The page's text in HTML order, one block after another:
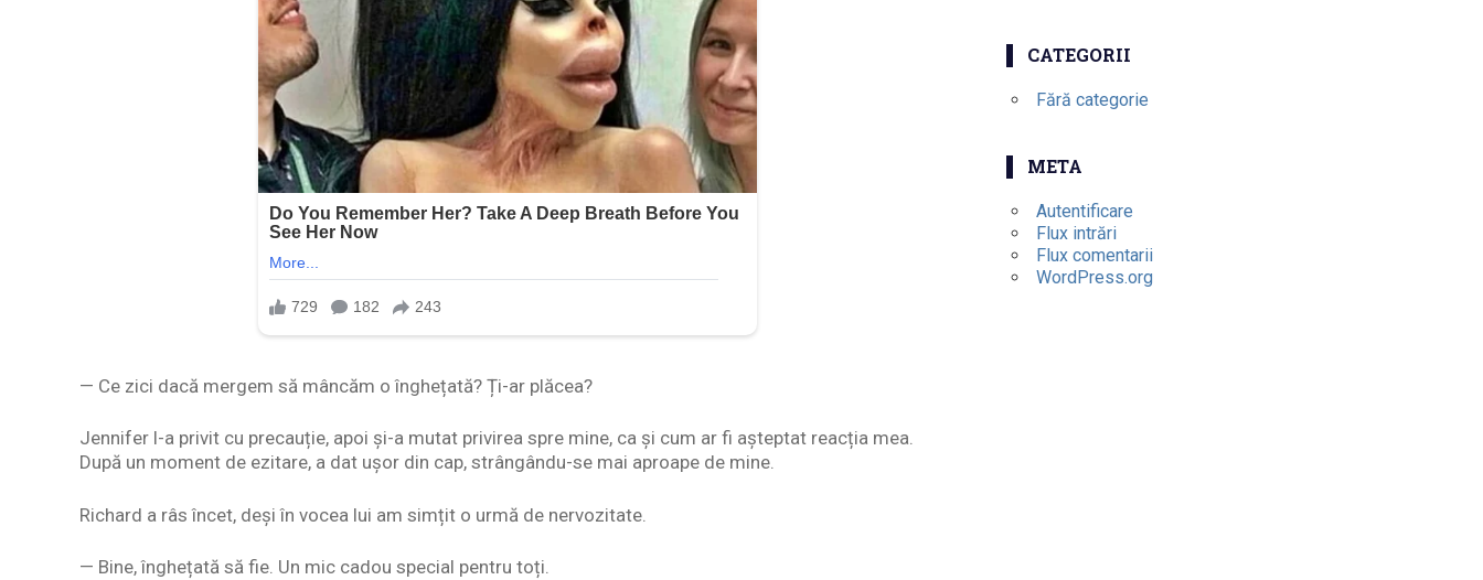
— Ce zici dacă mergem să mâncăm o înghețată? Ți-ar plăcea?
Jennifer l-a privit cu precauție, apoi și-a mutat privirea spre mine, ca și cum ar fi așteptat reacția mea.
După un moment de ezitare, a dat ușor din cap, strângându-se mai aproape de mine.
Richard a râs încet, deși în vocea lui am simțit o urmă de nervozitate.
— Bine, înghețată să fie. Un mic cadou special pentru toți.
CATEGORII
Fără categorie
META
Autentificare
Flux intrări
Flux comentarii
WordPress.org